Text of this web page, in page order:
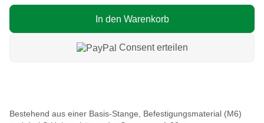
Bestehend aus einer Basis-Stange, Befestigungsmaterial (M6)
In den Warenkorb
Consent erteilen